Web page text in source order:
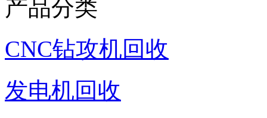
产品分类
CNC钻攻机回收
发电机回收